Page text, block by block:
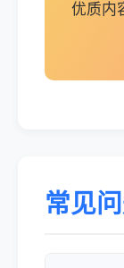
优质内
常见